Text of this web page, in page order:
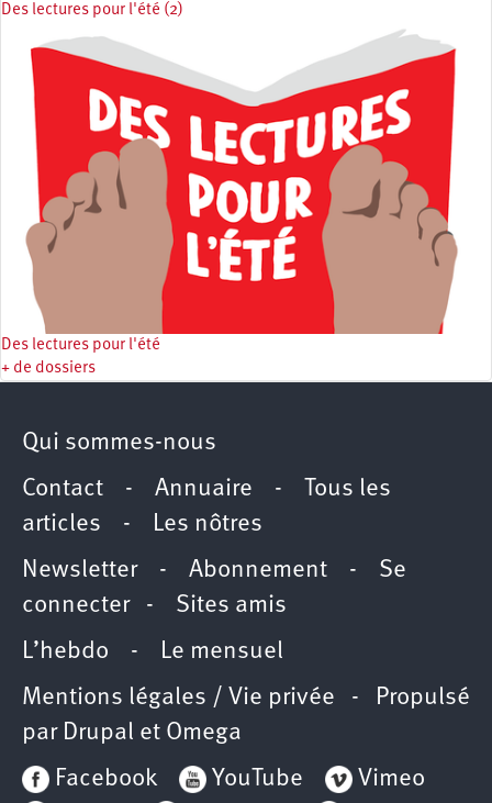
Des lectures pour l'été (2)
Des lectures pour l'été
+ de dossiers
Qui sommes-nous
Contact - Annuaire -
Tous les
articles - Les nôtres
Newsletter- Abonnement - Se
connecter- Sites amis
L’hebdo - Le mensuel
Mentions légales / Vie privée - Propulsé
par Drupal et Omega
Facebook
YouTube
Vimeo